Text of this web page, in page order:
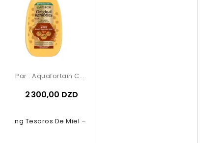
Tesoros De Miel – Garnier...
Par : Aquafortain Cosmetics
2 300,00 DZD